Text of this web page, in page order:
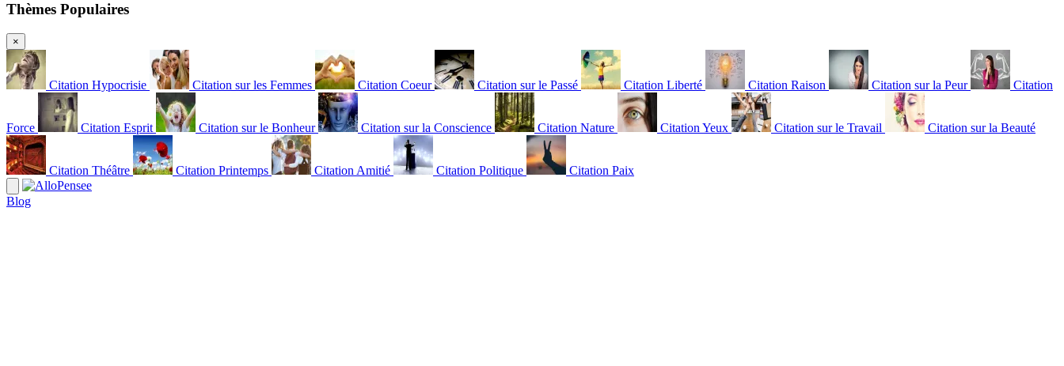
Thèmes Populaires
×
Citation Hypocrisie Citation sur les Femmes Citation Coeur Citation sur le Passé Citation Liberté Citation Raison Citation sur la Peur Citation
Force Citation Esprit Citation sur le Bonheur Citation sur la Conscience Citation Nature Citation Yeux Citation sur le Travail Citation sur la Beauté
Citation Théâtre Citation Printemps Citation Amitié Citation Politique Citation Paix
Blog